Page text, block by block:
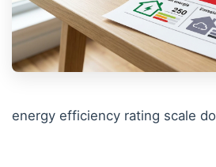
energy efficiency rating scale